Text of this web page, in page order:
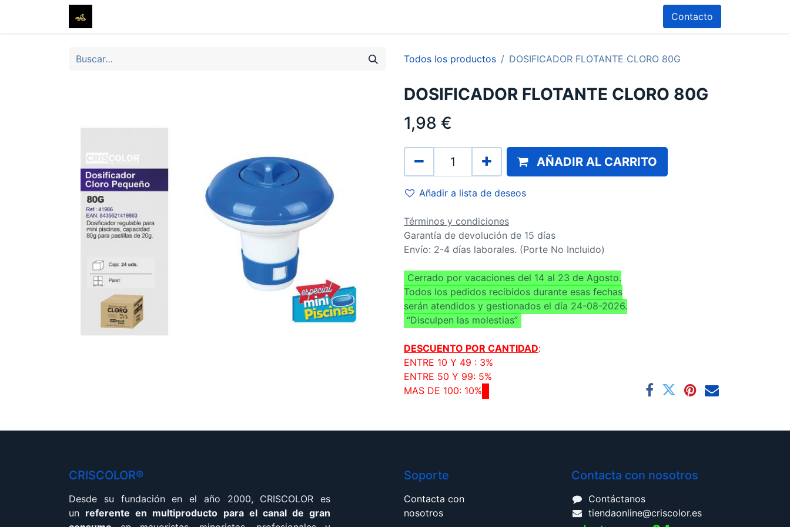
Contacto
Todos los productos DOSIFICADOR FLOTANTE CLORO 80G
DOSIFICADOR FLOTANTE CLORO 80G
1,98 €
AÑADIR AL CARRITO
Añadir a lista de deseos
Términos y condiciones
Garantía de devolución de 15 días
Envío: 2-4 días laborales. (Porte No Incluido)
Cerrado por vacaciones del 14 al 23 de Agosto.
Todos los pedidos recibidos durante esas fechas
serán atendidos y gestionados el día 24-08-2026.
“Disculpen las molestias”
DESCUENTO POR CANTIDAD:
ENTRE 10 Y 49 : 3%
ENTRE 50 Y 99: 5%
MAS DE 100: 10%
CRISCOLOR®
Desde su fundación en el año 2000, CRISCOLOR es
un referente en multiproducto para el canal de gran
Soporte
Contacta con
nosotros
Contacta con nosotros
Contáctanos
tiendaonline@criscolor.es